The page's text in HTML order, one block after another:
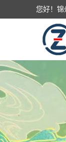
您好！锦